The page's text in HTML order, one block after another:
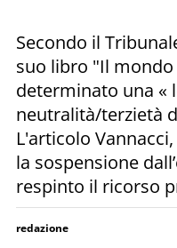
Secondo il
suo libro "Il
determinato una «
neutralità/terzietà
L'articolo
la sospensione
respinto il ricorso
redazione